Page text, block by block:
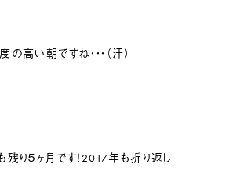
高い朝ですね・・・（汗）
り５ヶ月です！2017年も折り返し